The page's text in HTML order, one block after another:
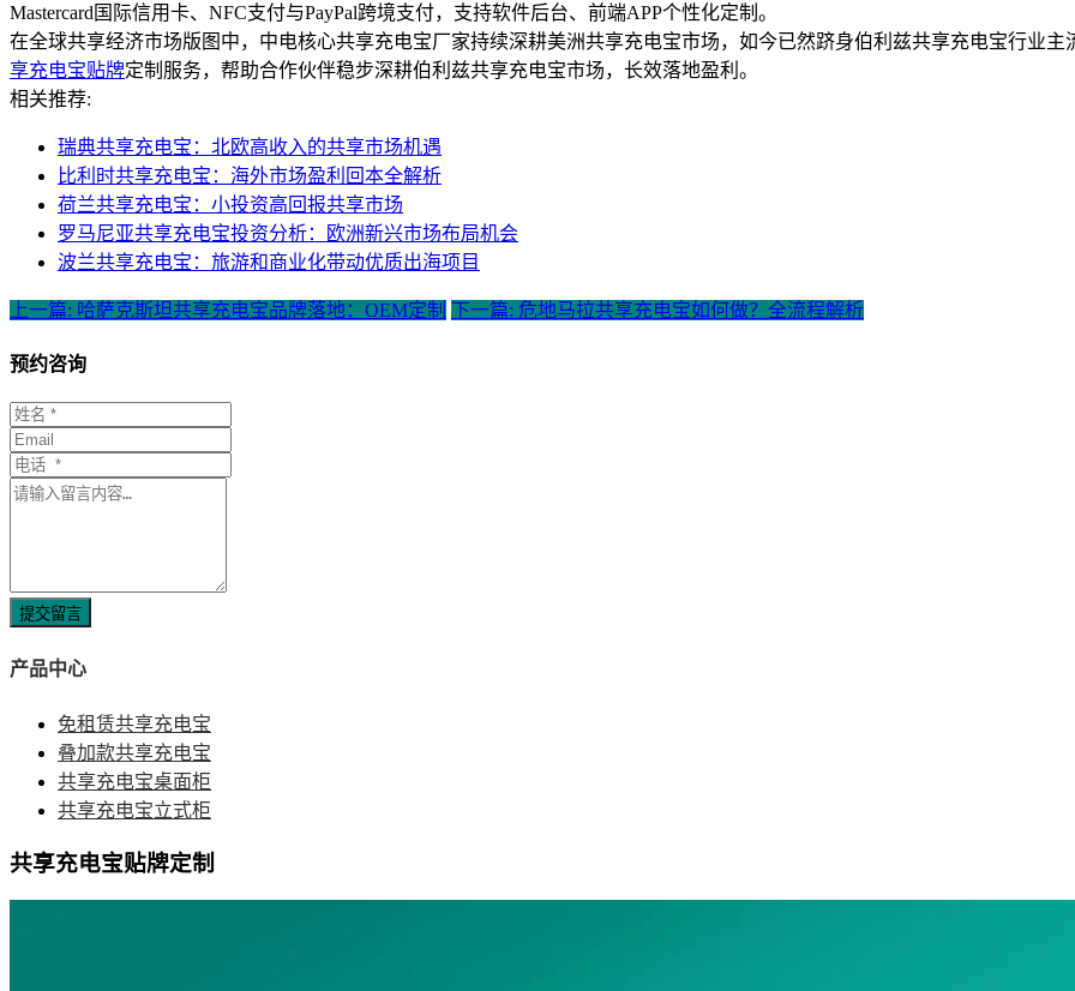
Mastercard国际信用卡、NFC支付与PayPal跨境支付，支持软件后台、前端APP个性化定制。
在全球共享经济市场版图中，中电核心共享充电宝厂家持续深耕美洲共享充电宝市场，如今已然跻身伯利兹共享充电宝行业
享充电宝贴牌定制服务，帮助合作伙伴稳步深耕伯利兹共享充电宝市场，长效落地盈利。
相关推荐:
瑞典共享充电宝：北欧高收入的共享市场机遇
比利时共享充电宝：海外市场盈利回本全解析
荷兰共享充电宝：小投资高回报共享市场
罗马尼亚共享充电宝投资分析：欧洲新兴市场布局机会
波兰共享充电宝：旅游和商业化带动优质出海项目
上一篇: 哈萨克斯坦共享充电宝品牌落地：OEM定制 下一篇: 危地马拉共享充电宝如何做？全流程解析
预约咨询
提交留言
产品中心
免租赁共享充电宝
叠加款共享充电宝
共享充电宝桌面柜
共享充电宝立式柜
共享充电宝贴牌定制